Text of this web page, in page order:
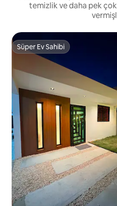
temizlik ve daha pek
Süper Ev Sahibi
Süper Ev Sahibi